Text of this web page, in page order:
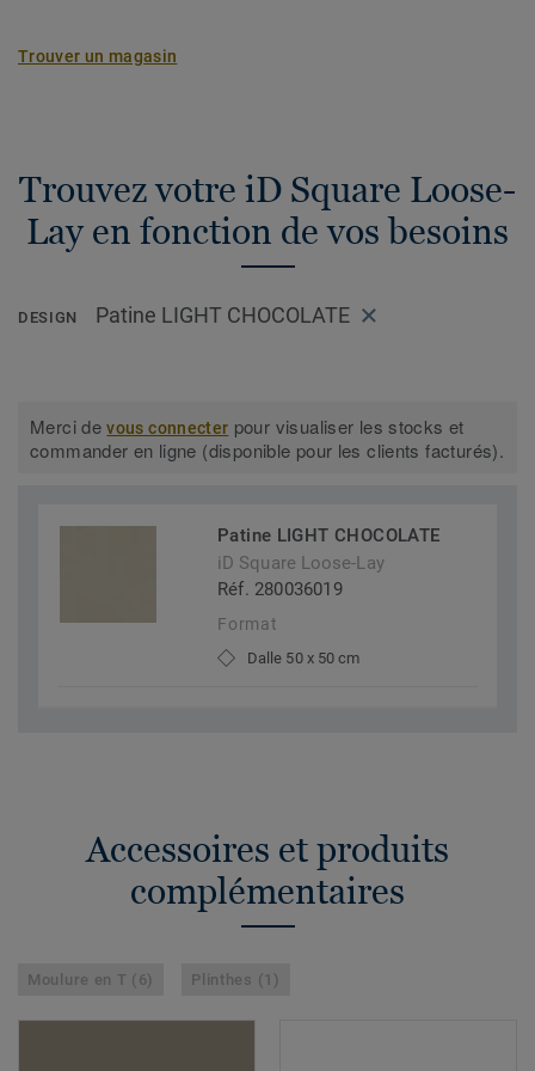
Trouver un magasin
Trouvez votre iD Square Loose-
Lay en fonction de vos besoins
DESIGN Patine LIGHT CHOCOLATE
Merci devous connecter pour visualiser les stocks et
commander en ligne (disponible pour les clients facturés).
Patine LIGHT CHOCOLATE
iD Square Loose-Lay
Réf. 280036019
Format
Dalle 50 x 50 cm
Accessoires et produits
complémentaires
Moulure en T (6) Plinthes (1)